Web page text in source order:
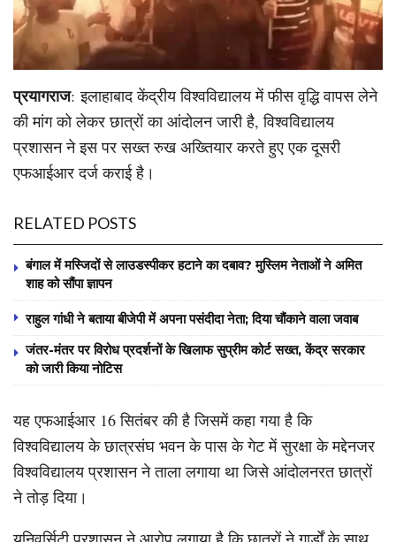
प्रयागराज: इलाहाबाद केंद्रीय विश्वविद्यालय में फीस वृद्धि वापस लेने
की मांग को लेकर छात्रों का आंदोलन जारी है, विश्वविद्यालय
प्रशासन ने इस पर सख्त रुख अख्तियार करते हुए एक दूसरी
एफआईआर दर्ज कराई है।
RELATED POSTS
बंगाल में मस्जिदों से लाउडस्पीकर हटाने का दबाव? मुस्लिम नेताओं ने अमित
शाह को सौंपा ज्ञापन
राहुल गांधी ने बताया बीजेपी में अपना पसंदीदा नेता; दिया चौंकाने वाला जवाब
जंतर-मंतर पर विरोध प्रदर्शनों के खिलाफ सुप्रीम कोर्ट सख्त, केंद्र सरकार
को जारी किया नोटिस
यह एफआईआर 16 सितंबर की है जिसमें कहा गया है कि
विश्वविद्यालय के छात्रसंघ भवन के पास के गेट में सुरक्षा के मद्देनजर
विश्वविद्यालय प्रशासन ने ताला लगाया था जिसे आंदोलनरत छात्रों
ने तोड़ दिया।